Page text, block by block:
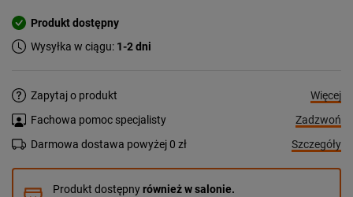
Produkt dostępny
Wysyłka w ciągu: 1-2 dni
Zapytaj o produkt
Więcej
Fachowa pomoc specjalisty
Zadzwoń
Darmowa dostawa powyżej 0 zł
Szczegóły
Produkt dostępnyrównież w salonie.